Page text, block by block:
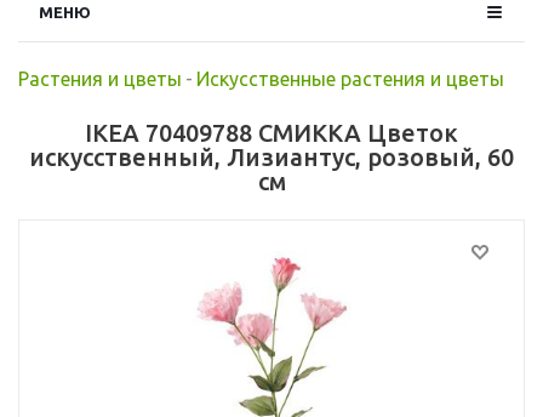
МЕНЮ
Растения и цветы - Искусственные растения и цветы
IKEA 70409788 СМИККА Цветок
искусственный, Лизиантус, розовый, 60
см